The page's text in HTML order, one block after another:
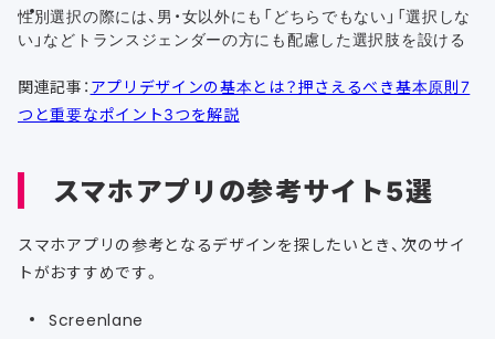
性別選択の際には、男・女以外にも「どちらでもない」「選択しな
い」などトランスジェンダーの方にも配慮した選択肢を設ける
関連記事： アプリデザインの基本とは？押さえるべき基本原則7
つと重要なポイント3つを解説
スマホアプリの参考サイト5選
スマホアプリの参考となるデザインを探したいとき、次のサイ
トがおすすめです。
Screenlane